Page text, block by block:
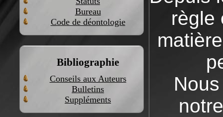
Bureau
Code de déontologie
Bibliographie
Conseils aux Auteurs
Bulletins
Suppléments
règle